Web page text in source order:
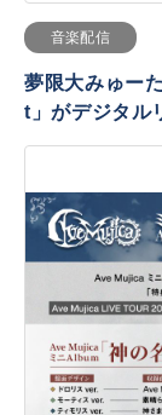
音楽配信
夢限大みゅー
t」がデジタル